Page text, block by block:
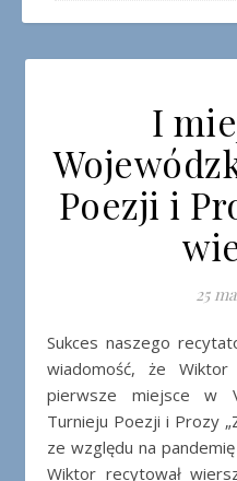
I
Poezji i
25
Sukces naszego recytatora! Z dumą przekazujemy
wiadomość, że
pierwsze miejsce w
Turnieju Poezji i Prozy
ze względu na
Wiktor recytował